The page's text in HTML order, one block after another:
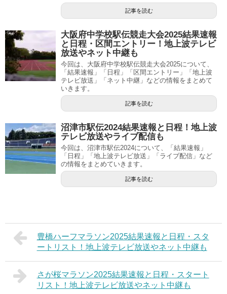
記事を読む
大阪府中学校駅伝競走大会2025結果速報
と日程・区間エントリー！地上波テレビ
放送やネット中継も
今回は、大阪府中学校駅伝競走大会2025について、
「結果速報」「日程」「区間エントリー」「地上波
テレビ放送」「ネット中継」などの情報をまとめて
いきます。
記事を読む
沼津市駅伝2024結果速報と日程！地上波
テレビ放送やライブ配信も
今回は、沼津市駅伝2024について、「結果速報」
「日程」「地上波テレビ放送」「ライブ配信」など
の情報をまとめていきます。
記事を読む
豊橋ハーフマラソン2025結果速報と日程・スタ
ートリスト！地上波テレビ放送やネット中継も
さが桜マラソン2025結果速報と日程・スタート
リスト！地上波テレビ放送やネット中継も